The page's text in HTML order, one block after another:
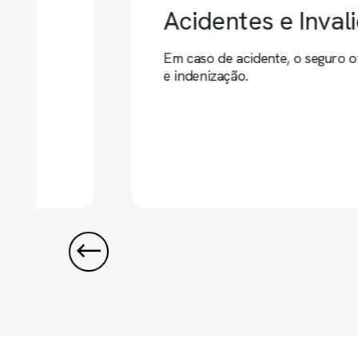
Covid-19
Atendimento sem custos
pandemia.
Previous